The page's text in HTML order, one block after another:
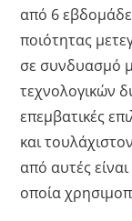
από 6
ποιότητας
σε συνδυασμό
τεχνολογικών
επεμβατικές
και
από αυτές
οποία